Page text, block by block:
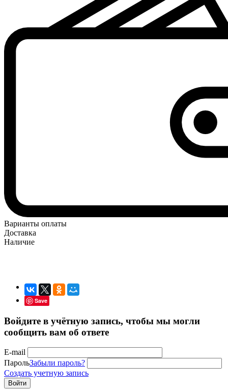
Варианты оплаты
Доставка
Наличие
Save
Войдите в учётную запись, чтобы мы могли
сообщить вам об ответе
E-mail
ПарольЗабыли пароль?
Создать учетную запись
Войти